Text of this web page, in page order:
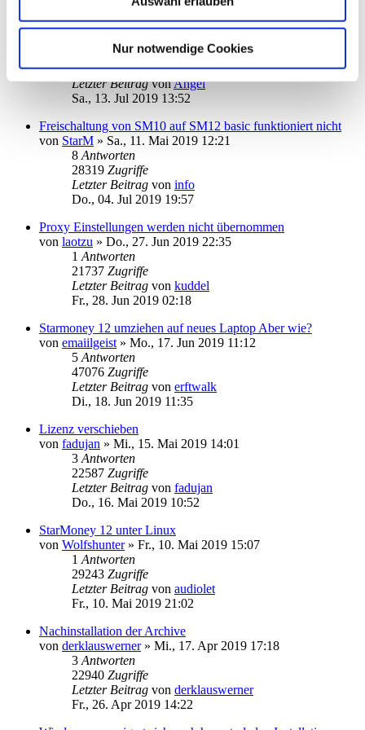
Nur notwendige Cookies
Problem mit HBCI-PIN-Dialog
Antworten
29347Zugriffe
Letzter BeitragvonAngel
Sa., 13. Jul 2019 13:52
Freischaltung von SM10 auf SM12 basic funktioniert nicht
von StarM » Sa., 11. Mai 2019 12:21
8 Antworten
28319 Zugriffe
Letzter Beitrag von info
Do., 04. Jul 2019 19:57
Proxy Einstellungen werden nicht übernommen
von laotzu » Do., 27. Jun 2019 22:35
1 Antworten
21737 Zugriffe
Letzter Beitrag von kuddel
Fr., 28. Jun 2019 02:18
Starmoney 12 umziehen auf neues Laptop Aber wie?
von emaiilgeist » Mo., 17. Jun 2019 11:12
5 Antworten
47076 Zugriffe
Letzter Beitrag von erftwalk
Di., 18. Jun 2019 11:35
Lizenz verschieben
von fadujan » Mi., 15. Mai 2019 14:01
3 Antworten
22587 Zugriffe
Letzter Beitrag von fadujan
Do., 16. Mai 2019 10:52
StarMoney 12 unter Linux
von Wolfshunter» Fr., 10. Mai 2019 15:07
1 Antworten
29243 Zugriffe
Letzter Beitrag von audiolet
Fr., 10. Mai 2019 21:02
Nachinstallation der Archive
von derklauswerner» Mi., 17. Apr 2019 17:18
3 Antworten
22940 Zugriffe
Letzter Beitrag von derklauswerner
Fr., 26. Apr 2019 14:22